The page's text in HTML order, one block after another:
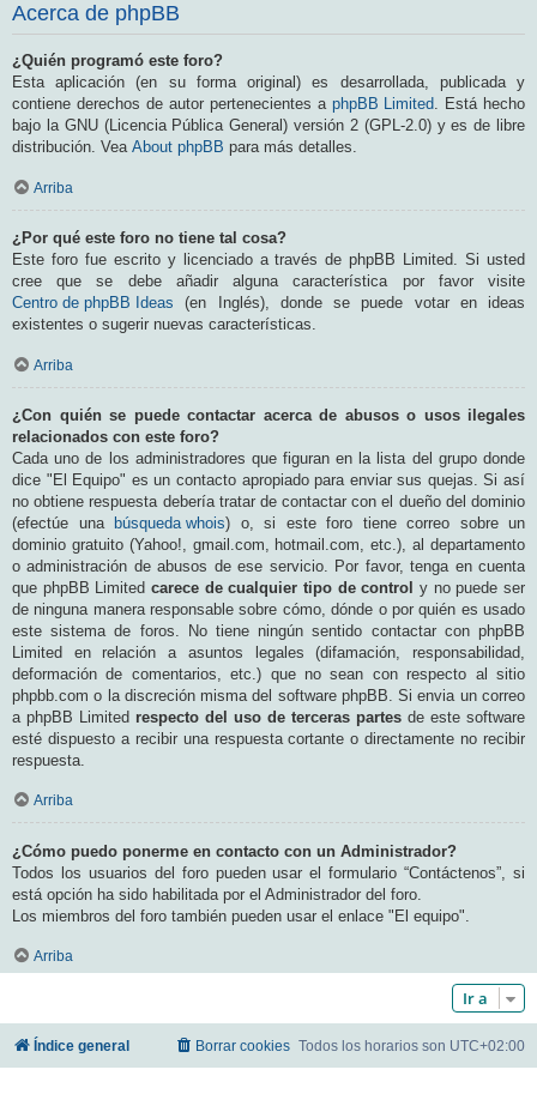
Acerca de phpBB
¿Quién programó este foro?
Esta aplicación (en su forma original) es desarrollada, publicada y
contiene derechos de autor pertenecientes a phpBB Limited. Está hecho
bajo la GNU (Licencia Pública General) versión 2 (GPL-2.0) y es de libre
distribución. Vea About phpBB para más detalles.
Arriba
¿Por qué este foro no tiene tal cosa?
Este foro fue escrito y licenciado a través de phpBB Limited. Si usted
cree que se debe añadir alguna característica por favor visite
Centro de phpBB Ideas (en Inglés), donde se puede votar en ideas
existentes o sugerir nuevas características.
Arriba
¿Con quién se puede contactar acerca de abusos o usos ilegales
relacionados con este foro?
Cada uno de los administradores que figuran en la lista del grupo donde
dice "El Equipo" es un contacto apropiado para enviar sus quejas. Si así
no obtiene respuesta debería tratar de contactar con el dueño del dominio
(efectúe una
búsqueda whois) o, si este foro tiene correo sobre un
dominio gratuito (Yahoo!, gmail.com, hotmail.com, etc.), al departamento
o administración de abusos de ese servicio. Por favor, tenga en cuenta
que phpBB Limited carece de cualquier tipo de control y no puede ser
de ninguna manera responsable sobre cómo, dónde o por quién es usado
este sistema de foros. No tiene ningún sentido contactar con phpBB
Limited en relación a asuntos legales (difamación, responsabilidad,
deformación de comentarios, etc.) que no sean con respecto al sitio
phpbb.com o la discreción misma del software phpBB. Si envia un correo
a phpBB Limited respecto del uso de terceras partes de este software
esté dispuesto a recibir una respuesta cortante o directamente no recibir
respuesta.
Arriba
¿Cómo puedo ponerme en contacto con un Administrador?
Todos los usuarios del foro pueden usar el formulario “Contáctenos”, si
está opción ha sido habilitada por el Administrador del foro.
Los miembros del foro también pueden usar el enlace "El equipo".
Arriba
Ir a
Índice general Todos los horarios son UTC+02:00
Borrar cookies